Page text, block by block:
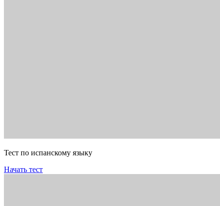
Тест по испанскому языку
Начать тест